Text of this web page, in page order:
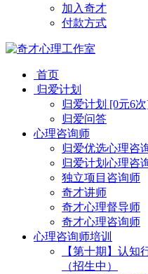
加入奇才
付款方式
首页
归爱计划
归爱计划 [0元6
归爱问答
心理咨询师
归爱优选心理咨
归爱计划心理咨
独立项目咨询师
奇才讲师
奇才心理督导师
奇才心理咨询师
心理咨询师培训
【第十期】认知
（招生中）